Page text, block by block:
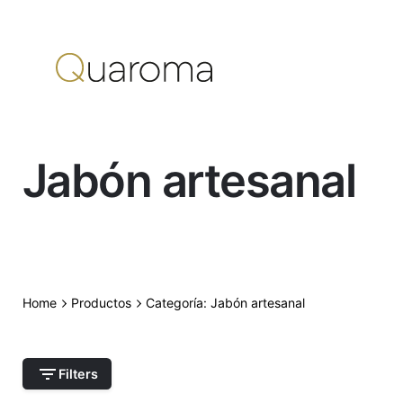
contenido
Jabón artesanal
Home Productos Categoría: Jabón artesanal
Filters